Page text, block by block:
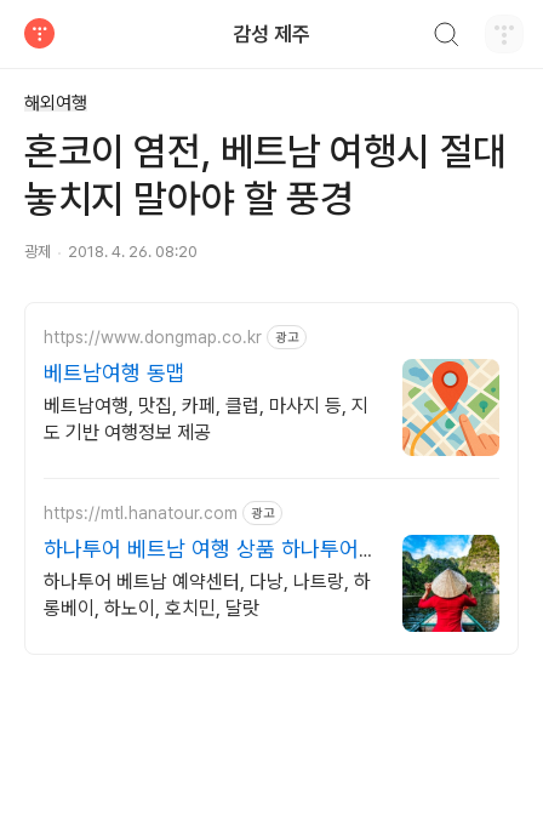
감성 제주
해외여행
혼코이 염전, 베트남 여행시 절대
놓치지 말아야 할 풍경
광제 2018. 4. 26. 08:20
https://www.dongmap.co.kr 광고
베트남여행 동맵
베트남여행, 맛집, 카페, 클럽, 마사지 등, 지
도 기반 여행정보 제공
https://mtl.hanatour.com 광고
하나투어 베트남 여행 상품 하나투어
공식인증 예약센터!
하나투어 베트남 예약센터, 다낭, 나트랑, 하
롱베이, 하노이, 호치민, 달랏